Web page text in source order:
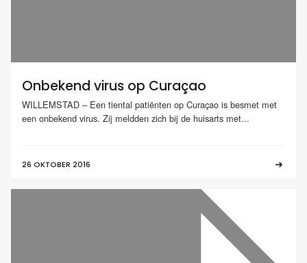
Onbekend virus op Curaçao
WILLEMSTAD – Een tiental patiënten op Curaçao is besmet met
een onbekend virus. Zij meldden zich bij de huisarts met...
26 OKTOBER 2016